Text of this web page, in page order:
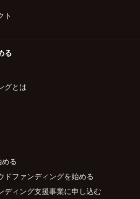
ト
る
グとは
る
ドファンディングを始める
ディング支援事業に申し込む